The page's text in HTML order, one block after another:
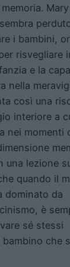
i bambini,
risvegliare
e la
nella
così una
interiore a
nei momenti
una lezione
quando il
dominato da
è
sé stessi
che